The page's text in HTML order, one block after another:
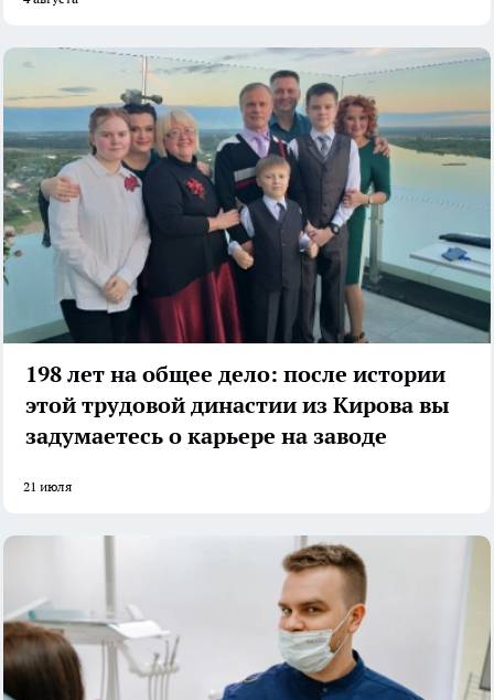
198 лет на общее дело: после истории
этой трудовой династии из Кирова вы
задумаетесь о карьере на заводе
21 июля